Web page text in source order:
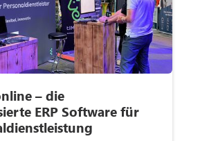
– die
ERP Software für